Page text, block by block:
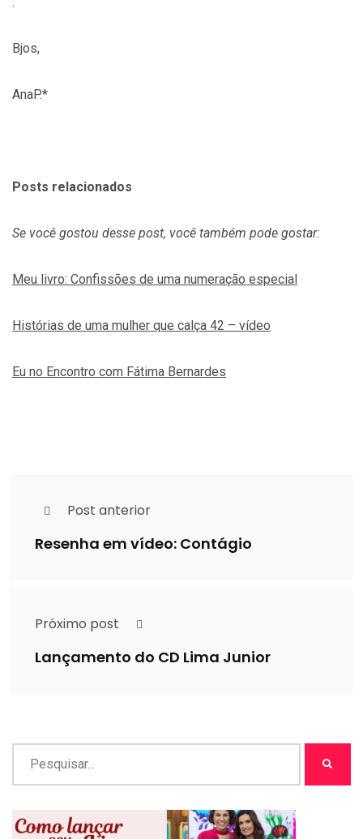
Bjos,
AnaP.*
Posts relacionados
Se você gostou desse post, você também pode gostar:
Meu livro: Confissões de uma numeração especial
Histórias de uma mulher que calça 42 – vídeo
Eu no Encontro com Fátima Bernardes
Post anterior
Resenha em vídeo: Contágio
Próximo post
Lançamento do CD Lima Junior